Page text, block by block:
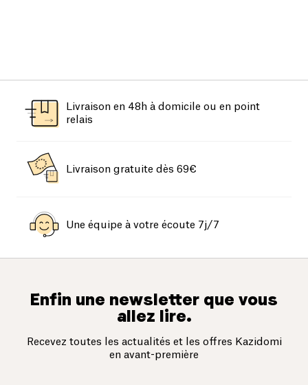
Livraison en 48h à domicile ou en point
relais
Livraison gratuite dès 69€
Une équipe à votre écoute 7j/7
Enfin une newsletter que vous
allez lire.
Recevez toutes les actualités et les offres Kazidomi
en avant-première